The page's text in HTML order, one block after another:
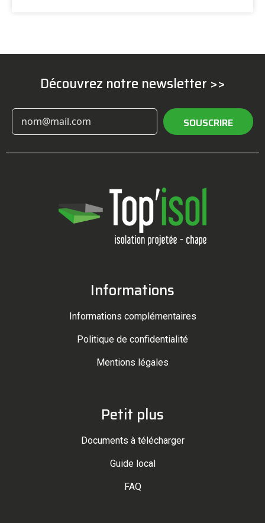
Découvrez notre newsletter >>
SOUSCRIRE
Informations
Informations complémentaires
Politique de confidentialité
Mentions légales
Petit plus
Documents à télécharger
Guide local
FAQ